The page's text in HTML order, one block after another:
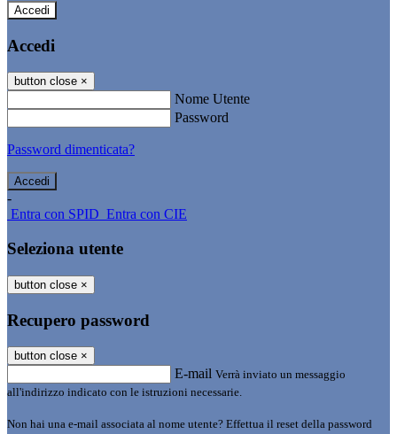
Accedi
Accedi
button close ×
Nome Utente
Password
Password dimenticata?
-
Entra con SPID Entra con CIE
Seleziona utente
button close ×
Recupero password
button close ×
E-mail Verrà inviato un messaggio
all'indirizzo indicato con le istruzioni necessarie.
Non hai una e-mail associata al nome utente? Effettua il reset della password